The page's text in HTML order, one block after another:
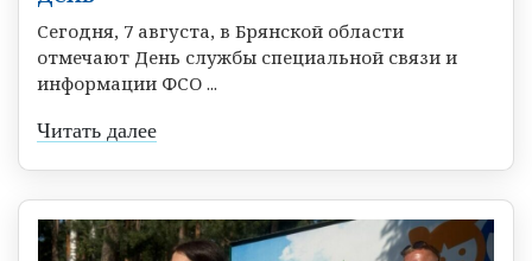
Сегодня, 7 августа, в Брянской области
отмечают День службы специальной связи и
информации ФСО ...
Читать далее